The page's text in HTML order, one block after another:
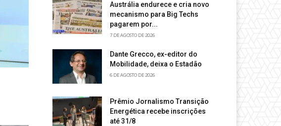
Austrália endurece e cria novo
mecanismo para Big Techs
pagarem por...
7 DE AGOSTO DE 2026
Dante Grecco, ex-editor do
Mobilidade, deixa o Estadão
6 DE AGOSTO DE 2026
Prêmio Jornalismo Transição
Energética recebe inscrições
até 31/8